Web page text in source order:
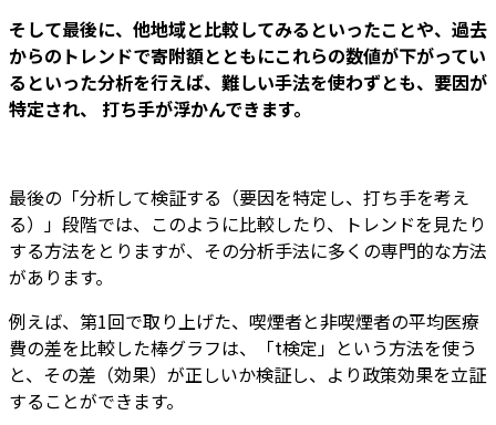
そして最後に、他地域と比較してみるといったことや、過去
からのトレンドで寄附額とともにこれらの数値が下がってい
るといった分析を行えば、難しい手法を使わずとも、要因が
特定され、 打ち手が浮かんできます。
最後の「分析して検証する（要因を特定し、打ち手を考え
る）」段階では、このように比較したり、トレンドを見たり
する方法をとりますが、その分析手法に多くの専門的な方法
があります。
例えば、第1回で取り上げた、喫煙者と非喫煙者の平均医療
費の差を比較した棒グラフは、「t検定」という方法を使う
と、その差（効果）が正しいか検証し、より政策効果を立証
することができます。